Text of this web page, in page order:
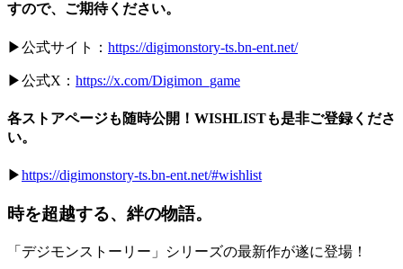
すので、ご期待ください。
▶公式サイト： https://digimonstory-ts.bn-ent.net/
▶公式X： https://x.com/Digimon_game
各ストアページも随時公開！WISHLISTも是非ご登録くださ
い。
▶https://digimonstory-ts.bn-ent.net/#wishlist
時を超越する、絆の物語。
「デジモンストーリー」シリーズの最新作が遂に登場！